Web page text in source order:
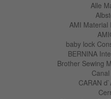
Alle
AMI Material
baby lock
BERNINA
Brother Sewing
CARAN